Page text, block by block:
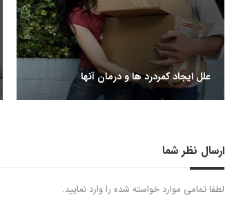
علل ایجاد کمردرد ها و درمان آنها
ارسال نظر شما
لطفا تمامی موارد خواسته شده را وارد نمایید.